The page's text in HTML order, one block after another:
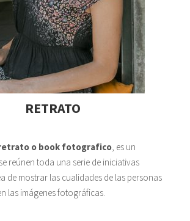
RETRATO
o book fotografico, es un
reúnen toda una serie de iniciativas
de mostrar las cualidades de las personas
las imágenes fotográficas.